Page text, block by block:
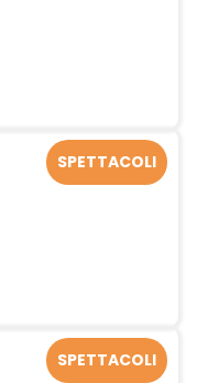
SPETTACOLI
SPETTACOLI